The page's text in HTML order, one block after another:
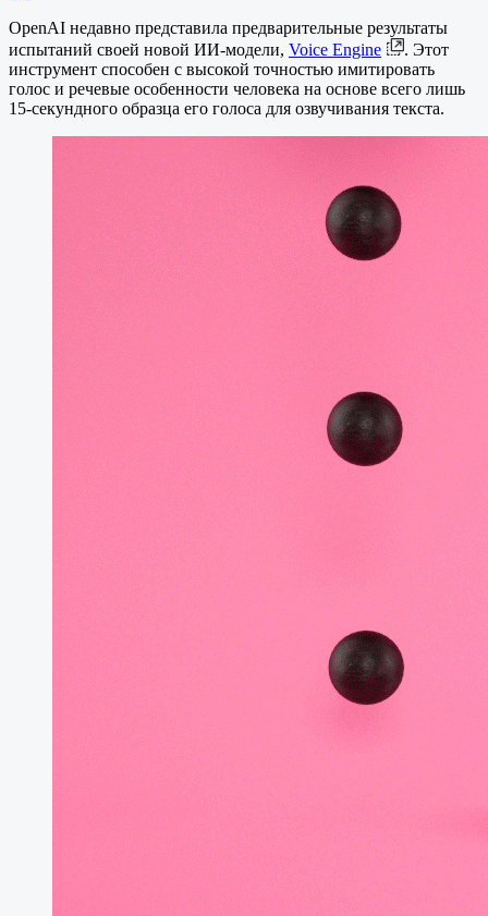
OpenAI недавно представила предварительные результаты
испытаний своей новой ИИ-модели, Voice Engine
. Этот
инструмент способен с высокой точностью имитировать
голос и речевые особенности человека на основе всего лишь
15-секундного образца его голоса для озвучивания текста.